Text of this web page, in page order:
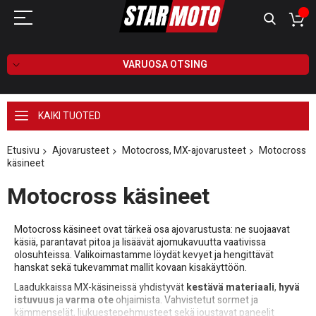
VARUOSA OTSING
KAIKI TUOTED
Etusivu Ajovarusteet Motocross, MX-ajovarusteet
Motocross
käsineet
Motocross käsineet
Motocross käsineet ovat tärkeä osa ajovarustusta: ne suojaavat
käsiä, parantavat pitoa ja lisäävät ajomukavuutta vaativissa
olosuhteissa. Valikoimastamme löydät kevyet ja hengittävät
hanskat sekä tukevammat mallit kovaan kisakäyttöön.
Laadukkaissa MX-käsineissä yhdistyvätkestävä materiaali, hyvä
istuvuusjavarma oteohjaimista. Vahvistetut sormet ja
kämmenselät, liukuestepehmusteet sekä joustavat paneelit